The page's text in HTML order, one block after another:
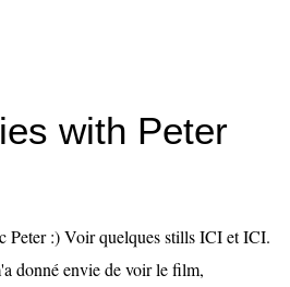
with Peter
Peter :) Voir quelques stills ICI et ICI.
donné envie de voir le film,